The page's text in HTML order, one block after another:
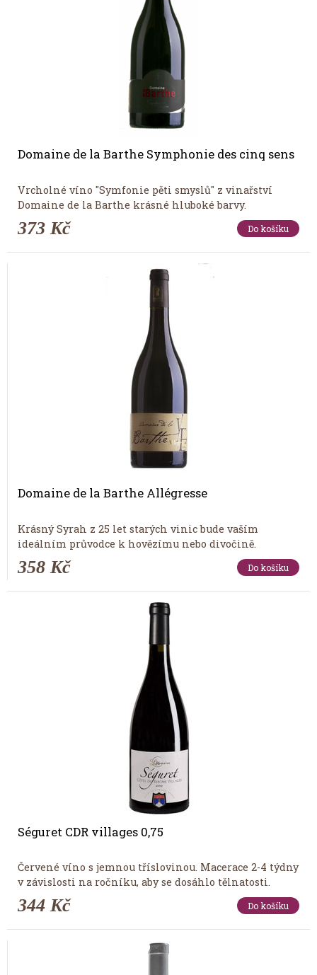
Domaine de la Barthe Symphonie des cinq sens
Vrcholné víno "Symfonie pěti smyslů" z vinařství
Domaine de la Barthe krásné hluboké barvy.
373 Kč Do košíku
Domaine de la Barthe Allégresse
Krásný Syrah z 25 let starých vinic bude vaším
ideálním průvodce k hovězímu nebo divočině.
358 Kč Do košíku
Séguret CDR villages 0,75
Červené víno s jemnou tříslovinou. Macerace 2-4 týdny
v závislosti na ročníku, aby se dosáhlo tělnatosti.
344 Kč Do košíku